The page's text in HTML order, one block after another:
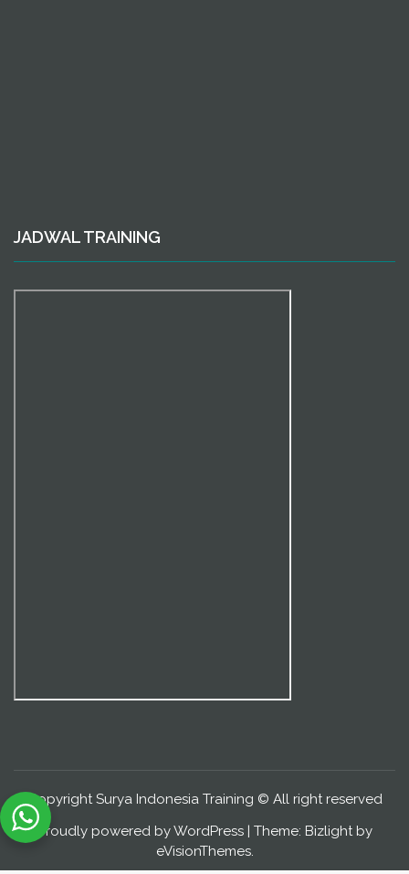
JADWAL TRAINING
Copyright Surya Indonesia Training © All right reserved
Proudly powered by WordPress | Theme: Bizlight by
eVisionThemes.